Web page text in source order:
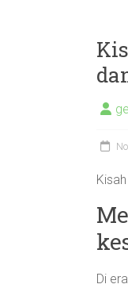
Di